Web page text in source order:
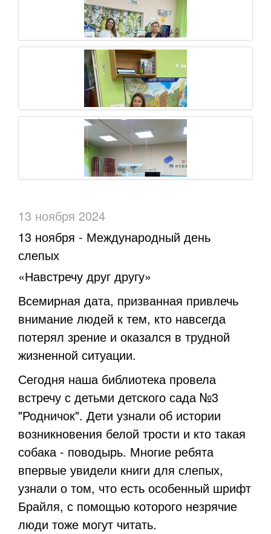
13 ноября 2024
13 ноября - Международный день
слепых
«Навстречу друг другу»
Всемирная дата, призванная привлечь
внимание людей к тем, кто навсегда
потерял зрение и оказался в трудной
жизненной ситуации.
Сегодня наша библиотека провела
встречу с детьми детского сада №3
"Родничок". Дети узнали об истории
возникновения белой трости и кто такая
собака - поводырь. Многие ребята
впервые увидели книги для слепых,
узнали о том, что есть особенный шрифт
Брайля, с помощью которого незрячие
люди тоже могут читать.